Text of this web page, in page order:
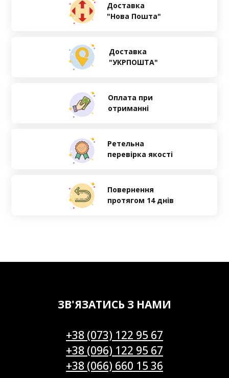
Оплата при
отриманні
Ретельна
перевірка якості
Доставка
"Нова Пошта"
Доставка
"УКРПОШТА"
Повернення
протягом 14 днів
ЗВ'ЯЗАТИСЬ З НАМИ
+38 (073) 122 95 67
+38 (096) 122 95 67
+38 (066) 660 15 36